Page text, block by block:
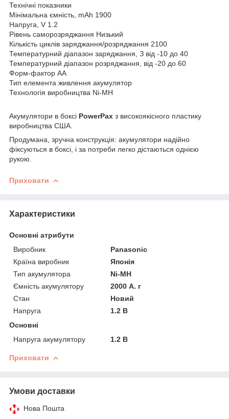
Технічні показники
Мінімальна ємність, mAh 1900
Напруга, V 1.2
Рівень саморозряджання Низький
Кількість циклів заряджання/розряджання 2100
Температурний діапазон заряджання, З від -10 до 40
Температурний діапазон розряджання, від -20 до 60
Форм-фактор AA
Тип елемента живлення акумулятор
Технологія виробництва Ni-MH
Акумулятори в боксі PowerPax з високоякісного пластику
виробництва США.
Продумана, зручна конструкція: акумулятори надійно
фіксуються в боксі, і за потреби легко дістаються однією
рукою.
Приховати
Характеристики
Основні атрибути
Виробник
Panasonic
Країна виробник
Японія
Тип акумулятора
Ni-MH
Ємність акумулятору
2000 А. г
Стан
Новий
Напруга
1.2 В
Основні
Напруга акумулятору
1.2 В
Приховати
Умови доставки
Нова Пошта